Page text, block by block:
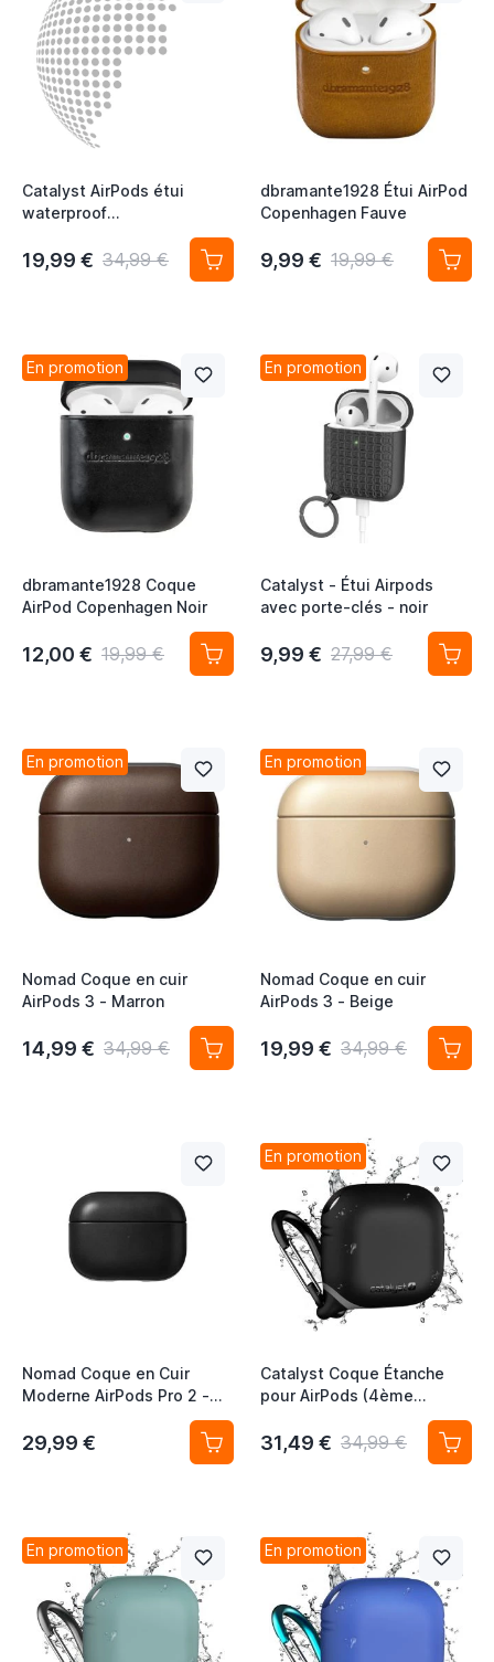
Catalyst AirPods étui
waterproof
19,99 € 34,99 €
dbramante1928 Étui AirPod
Copenhagen Fauve
9,99 € 19,99 €
En promotion
dbramante1928 Coque
AirPod Copenhagen Noir
12,00 € 19,99 €
En promotion
Catalyst - Étui Airpods
avec porte-clés - noir
9,99 € 27,99 €
En promotion
Nomad Coque en cuir
AirPods 3 - Marron
14,99 € 34,99 €
En promotion
Nomad Coque en cuir
AirPods 3 - Beige
19,99 € 34,99 €
Nomad Coque en Cuir
Moderne AirPods Pro 2 -
29,99 €
En promotion
Catalyst Coque Étanche
pour AirPods (4ème
31,49 € 34,99 €
En promotion En promotion